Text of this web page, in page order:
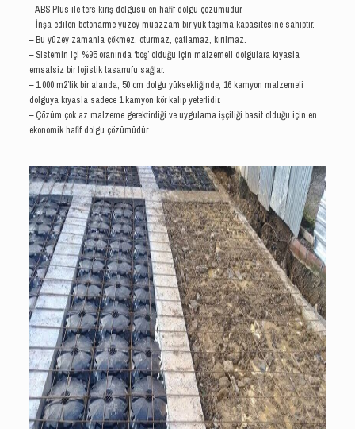
–ABS Plus ile ters kiriş dolgusu en hafif dolgu çözümüdür.
– İnşa edilen betonarme yüzey muazzam bir yük taşıma kapasitesine sahiptir.
– Bu yüzey zamanla çökmez, oturmaz, çatlamaz, kırılmaz.
– Sistemin içi %95 oranında ‘boş’ olduğu için malzemeli dolgulara kıyasla
emsalsiz bir lojistik tasarrufu sağlar.
– 1.000 m2’lik bir alanda, 50 cm dolgu yüksekliğinde, 16 kamyon malzemeli
dolguya kıyasla sadece 1 kamyon kör kalıp yeterlidir.
– Çözüm çok az malzeme gerektirdiği ve uygulama işçiliği basit olduğu için en
ekonomik hafif dolgu çözümüdür.